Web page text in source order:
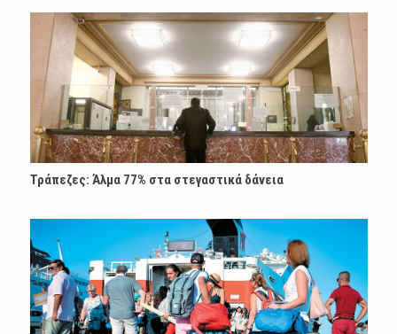
Τράπεζες: Άλμα 77% στα στεγαστικά δάνεια